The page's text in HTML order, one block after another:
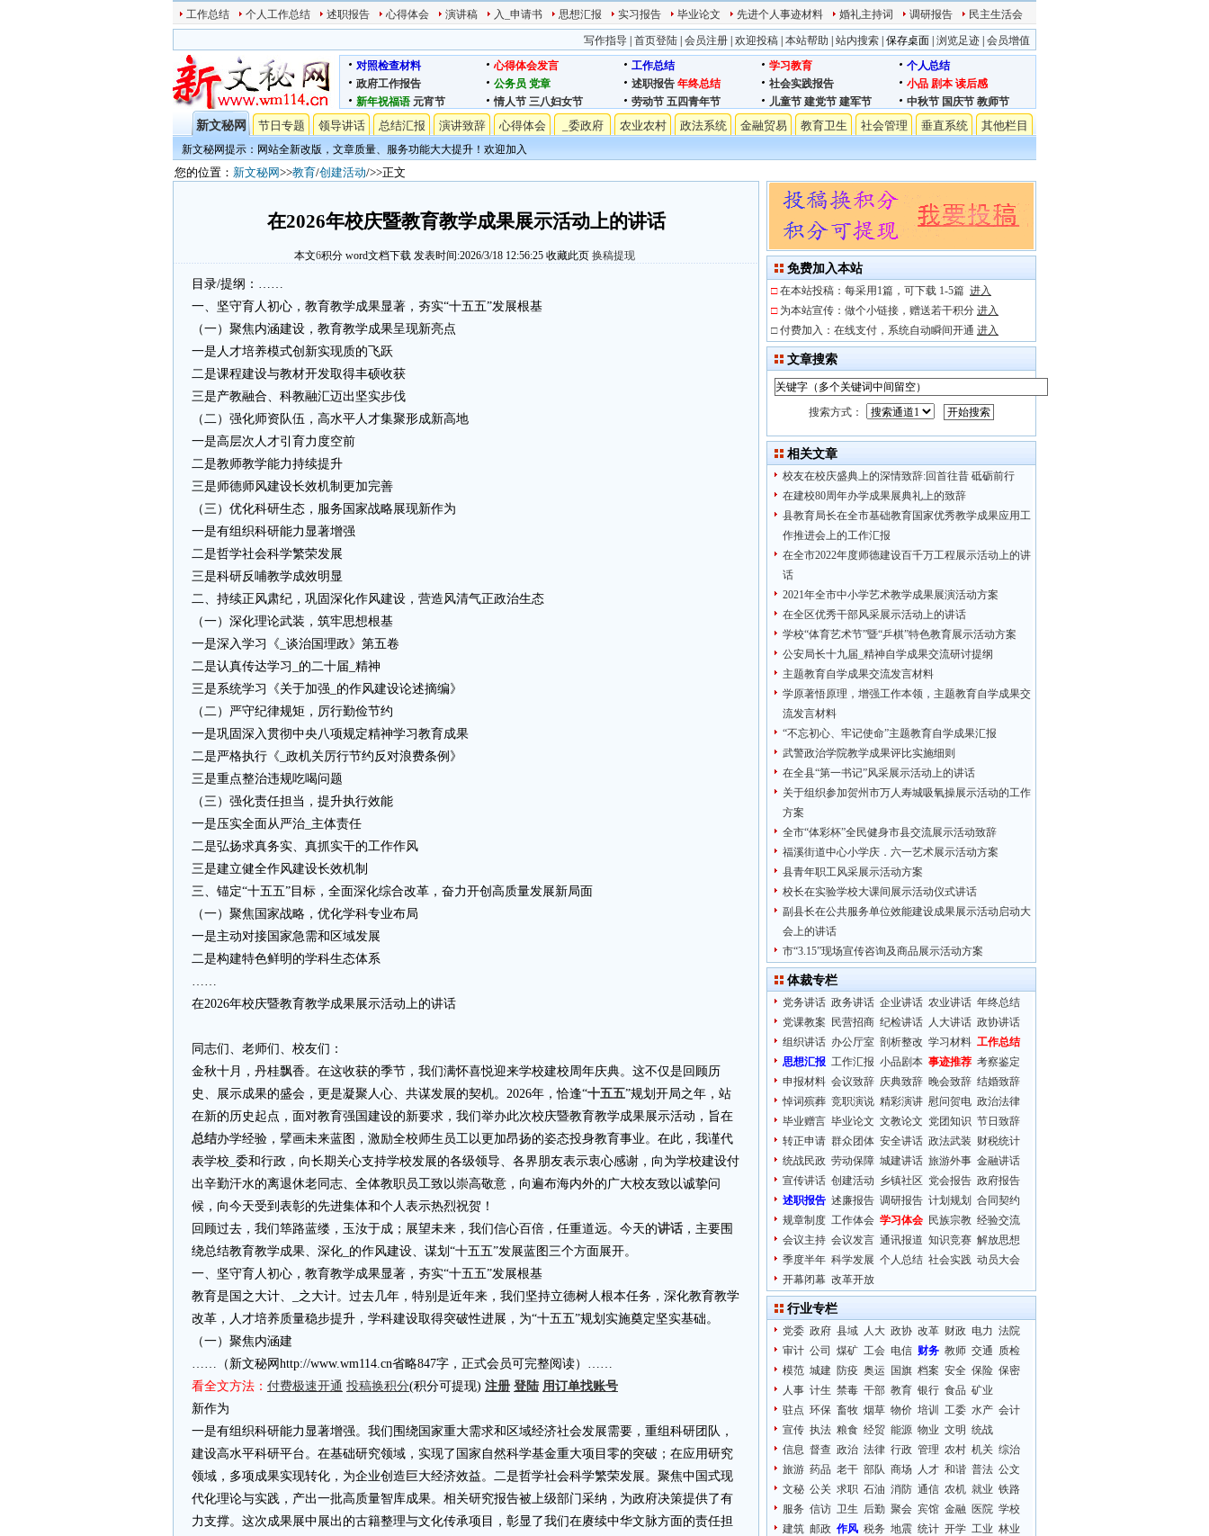
工作总结 个人工作总结 述职报告 心得体会 演讲稿 入_申请书 思想汇报 实习报告 毕业论文 先进个人事迹材料 婚礼主持词 调研报告 民主生活会
写作指导 首页登陆 会员注册 欢迎投稿 本站帮助 站内搜索 保存桌面 浏览足迹 会员增值
对照检查材料
心得体会发言 工作总结 学习教育
个人总结
政府工作报告
公务员 党章 述职报告 年终总结 社会实践报告 小品 剧本 读后感
新年祝福语 元宵节 情人节 三八妇女节 劳动节 五四青年节 儿童节 建党节 建军节 中秋节 国庆节 教师节
新文秘网 节日专题 领导讲话 总结汇报 演讲致辞 心得体会 _委政府 农业农村 政法系统 金融贸易 教育卫生 社会管理 垂直系统 其他栏目
新文秘网提示：网站全新改版，文章质量、服务功能大大提升！欢迎加入
您的位置： 新文秘网>>教育/创建活动/>>正文
在2026年校庆暨教育教学成果展示活动上的讲话
本文6积分 word文档下载 发表时间:2026/3/18 12:56:25 收藏此页 换稿提现
目录/提纲：……
一、坚守育人初心，教育教学成果显著，夯实“十五五”发展根基
（一）聚焦内涵建设，教育教学成果呈现新亮点
一是人才培养模式创新实现质的飞跃
二是课程建设与教材开发取得丰硕收获
三是产教融合、科教融汇迈出坚实步伐
（二）强化师资队伍，高水平人才集聚形成新高地
一是高层次人才引育力度空前
二是教师教学能力持续提升
三是师德师风建设长效机制更加完善
（三）优化科研生态，服务国家战略展现新作为
一是有组织科研能力显著增强
二是哲学社会科学繁荣发展
三是科研反哺教学成效明显
二、持续正风肃纪，巩固深化作风建设，营造风清气正政治生态
（一）深化理论武装，筑牢思想根基
一是深入学习《_谈治国理政》第五卷
二是认真传达学习_的二十届_精神
三是系统学习《关于加强_的作风建设论述摘编》
（二）严守纪律规矩，厉行勤俭节约
一是巩固深入贯彻中央八项规定精神学习教育成果
二是严格执行《_政机关厉行节约反对浪费条例》
三是重点整治违规吃喝问题
（三）强化责任担当，提升执行效能
一是压实全面从严治_主体责任
二是弘扬求真务实、真抓实干的工作作风
三是建立健全作风建设长效机制
三、锚定“十五五”目标，全面深化综合改革，奋力开创高质量发展新局面
（一）聚焦国家战略，优化学科专业布局
一是主动对接国家急需和区域发展
二是构建特色鲜明的学科生态体系
……
在2026年校庆暨教育教学成果展示活动上的讲话
同志们、老师们、校友们：
金秋十月，丹桂飘香。在这收获的季节，我们满怀喜悦迎来学校建校周年庆典。这不仅是回顾历
史、展示成果的盛会，更是凝聚人心、共谋发展的契机。2026年，恰逢“十五五”规划开局之年，站
在新的历史起点，面对教育强国建设的新要求，我们举办此次校庆暨教育教学成果展示活动，旨在
总结办学经验，擘画未来蓝图，激励全校师生员工以更加昂扬的姿态投身教育事业。在此，我谨代
表学校_委和行政，向长期关心支持学校发展的各级领导、各界朋友表示衷心感谢，向为学校建设付
出辛勤汗水的离退休老同志、全体教职员工致以崇高敬意，向遍布海内外的广大校友致以诚挚问
候，向今天受到表彰的先进集体和个人表示热烈祝贺！
回顾过去，我们筚路蓝缕，玉汝于成；展望未来，我们信心百倍，任重道远。今天的讲话 ，主要围
绕总结教育教学成果、深化_的作风建设、谋划“十五五”发展蓝图三个方面展开。
一、坚守育人初心，教育教学成果显著，夯实“十五五”发展根基
教育是国之大计、_之大计。过去几年，特别是近年来，我们坚持立德树人根本任务，深化教育教学
改革，人才培养质量稳步提升，学科建设取得突破性进展，为“十五五”规划实施奠定坚实基础。
（一）聚焦内涵建
……（新文秘网http://www.wm114.cn省略847字，正式会员可完整阅读）……
看全文方法： 付费极速开通 投稿换积分(积分可提现) 注册 登陆 用订单找账号
新作为
一是有组织科研能力显著增强。我们围绕国家重大需求和区域经济社会发展需要，重组科研团队，
建设高水平科研平台。在基础研究领域，实现了国家自然科学基金重大项目零的突破；在应用研究
领域，多项成果实现转化，为企业创造巨大经济效益。二是哲学社会科学繁荣发展。聚焦中国式现
代化理论与实践，产出一批高质量智库成果。相关研究报告被上级部门采纳，为政府决策提供了有
力支撑。这次成果展中展出的古籍整理与文化传承项目，彰显了我们在赓续中华文脉方面的责任担
免费加入本站
□ 在本站投稿：每采用1篇，可下载 1-5篇 进入
□ 为本站宣传：做个小链接，赠送若干积分 进入
□ 付费加入：在线支付，系统自动瞬间开通 进入
文章搜索
搜索方式：
相关文章
校友在校庆盛典上的深情致辞:回首往昔 砥砺前行
在建校80周年办学成果展典礼上的致辞
县教育局长在全市基础教育国家优秀教学成果应用工
作推进会上的工作汇报
在全市2022年度师德建设百千万工程展示活动上的讲
话
2021年全市中小学艺术教学成果展演活动方案
在全区优秀干部风采展示活动上的讲话
学校“体育艺术节”暨“乒棋”特色教育展示活动方案
公安局长十九届_精神自学成果交流研讨提纲
主题教育自学成果交流发言材料
学原著悟原理，增强工作本领，主题教育自学成果交
流发言材料
“不忘初心、牢记使命”主题教育自学成果汇报
武警政治学院教学成果评比实施细则
在全县“第一书记”风采展示活动上的讲话
关于组织参加贺州市万人寿城吸氧操展示活动的工作
方案
全市“体彩杯”全民健身市县交流展示活动致辞
福溪街道中心小学庆．六一艺术展示活动方案
县青年职工风采展示活动方案
校长在实验学校大课间展示活动仪式讲话
副县长在公共服务单位效能建设成果展示活动启动大
会上的讲话
市“3.15”现场宣传咨询及商品展示活动方案
体裁专栏
党务讲话 政务讲话 企业讲话 农业讲话 年终总结
党课教案
民营招商 纪检讲话 人大讲话 政协讲话
组织讲话 办公厅室 剖析整改 学习材料 工作总结
思想汇报 工作汇报 小品剧本 事迹推荐 考察鉴定
申报材料 会议致辞 庆典致辞 晚会致辞 结婚致辞
悼词殡葬 竞职演说 精彩演讲 慰问贺电 政治法律
毕业赠言 毕业论文 文教论文 党团知识 节日致辞
转正申请 群众团体 安全讲话 政法武装 财税统计
统战民政 劳动保障 城建讲话 旅游外事 金融讲话
宣传讲话 创建活动 乡镇社区 党会报告 政府报告
述职报告 述廉报告 调研报告 计划规划
合同契约
规章制度 工作体会 学习体会 民族宗教 经验交流
会议主持 会议发言 通讯报道 知识竞赛 解放思想
季度半年 科学发展 个人总结 社会实践 动员大会
开幕闭幕 改革开放
行业专栏
党委 政府 县域 人大 政协 改革 财政 电力 法院
审计 公司 煤矿 工会 电信 财务 教师 交通 质检
模范 城建 防疫 奥运 国旗 档案 安全 保险 保密
人事 计生 禁毒 干部 教育 银行 食品 矿业
驻点 环保 畜牧 烟草 物价 培训 工委 水产 会计
宣传 执法 粮食 经贸 能源 物业 文明 统战
信息 督查 政治 法律 行政 管理 农村 机关 综治
旅游 药品 老干 部队 商场 人才 和谐 普法 公文
文秘 公关 求职 石油 消防 通信 农机 就业 铁路
服务 信访 卫生 后勤 聚会 宾馆 金融 医院 学校
建筑 邮政 作风 税务 地震 统计 开学 工业 林业